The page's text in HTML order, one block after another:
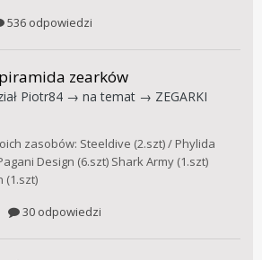
536 odpowiedzi
zearków
Piotr84 → na temat → ZEGARKI
zasobów: Steeldive (2.szt) / Phylida
Design (6.szt) Shark Army (1.szt)
(1.szt)
30 odpowiedzi